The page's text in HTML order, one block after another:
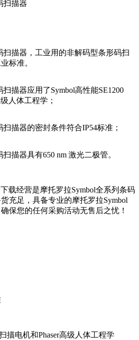
描器，工业用的非解码型条形码扫
标准。
描器应用了Symbol高性能SE1200
体工程学；
描器的密封条件符合IP54标准；
描器具有650 nm 激光二极管。
载经营是摩托罗拉Symbol全系列条码
备货充足，具备专业的摩托罗拉Symbol
保您的任何采购活动无售后之忧！
描电机和Phaser高级人体工程学